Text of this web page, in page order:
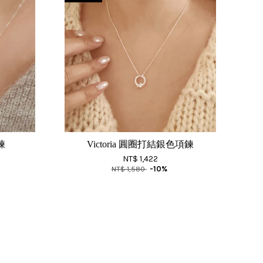
Victoria 圓圈打結銀色項鍊
NT$ 1,422
NT$ 1,580 -10%